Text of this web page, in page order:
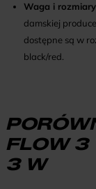
Waga i
damskiej
dostępne są w
black/red.
FLOW 3
3 W